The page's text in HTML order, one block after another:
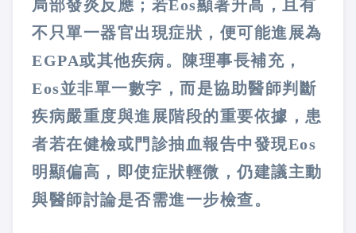
局部發炎反應；若Eos顯著升高，且有
不只單一器官出現症狀，便可能進展為
EGPA或其他疾病。陳理事長補充，
Eos並非單一數字，而是協助醫師判斷
疾病嚴重度與進展階段的重要依據，患
者若在健檢或門診抽血報告中發現Eos
明顯偏高，即使症狀輕微，仍建議主動
與醫師討論是否需進一步檢查。